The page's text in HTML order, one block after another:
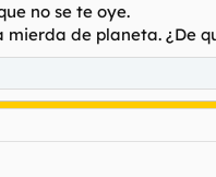
no se te oye.
de planeta. ¿De